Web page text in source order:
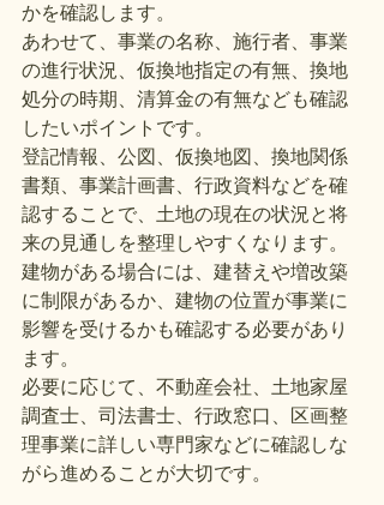
かを確認します。
あわせて、事業の名称、施行者、事業
の進行状況、仮換地指定の有無、換地
処分の時期、清算金の有無なども確認
したいポイントです。
登記情報、公図、仮換地図、換地関係
書類、事業計画書、行政資料などを確
認することで、土地の現在の状況と将
来の見通しを整理しやすくなります。
建物がある場合には、建替えや増改築
に制限があるか、建物の位置が事業に
影響を受けるかも確認する必要があり
ます。
必要に応じて、不動産会社、土地家屋
調査士、司法書士、行政窓口、区画整
理事業に詳しい専門家などに確認しな
がら進めることが大切です。